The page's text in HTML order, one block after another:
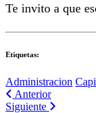
Te invito a que
Etiquetas:
Administracion
Anterior
Siguiente